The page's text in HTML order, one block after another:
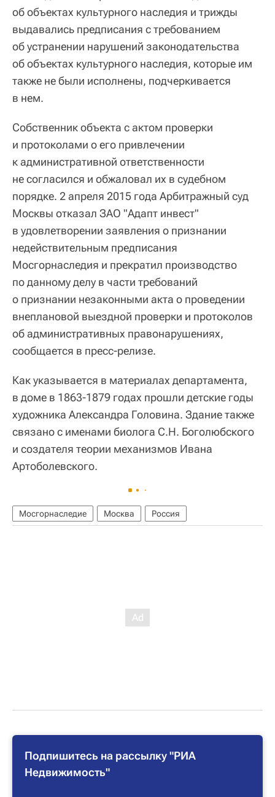
об объектах культурного наследия и трижды
выдавались предписания с требованием
об устранении нарушений законодательства
об объектах культурного наследия, которые им
также не были исполнены, подчеркивается
в нем.
Собственник объекта с актом проверки
и протоколами о его привлечении
к административной ответственности
не согласился и обжаловал их в судебном
порядке. 2 апреля 2015 года Арбитражный суд
Москвы отказал ЗАО "Адапт инвест"
в удовлетворении заявления о признании
недействительным предписания
Мосгорнаследия и прекратил производство
по данному делу в части требований
о признании незаконными акта о проведении
внеплановой выездной проверки и протоколов
об административных правонарушениях,
сообщается в пресс-релизе.
Как указывается в материалах департамента,
в доме в 1863-1879 годах прошли детские годы
художника Александра Головина. Здание также
связано с именами биолога С.Н. Боголюбского
и создателя теории механизмов Ивана
Артоболевского.
Мосгорнаследие Москва Россия
Подпишитесь на рассылку "РИА
Недвижимость"